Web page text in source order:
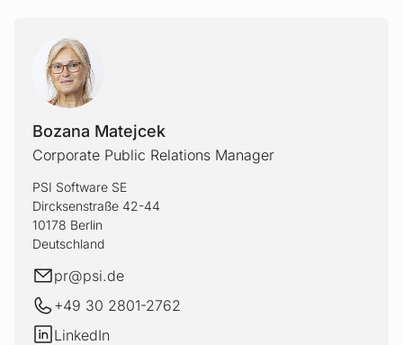
BOZAN
Bozana Matejcek
Corporate Public Relations Manager
PSI Software SE
Dircksenstraße 42-44
10178 Berlin
Deutschland
E-Mail
pr@psi.de
+49 30 2801-2762
LinkedIn
LinkedIn